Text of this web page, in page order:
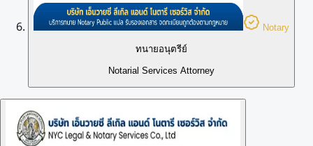
Notary
ทนายอนุตรีย์
Notarial Services Attorney